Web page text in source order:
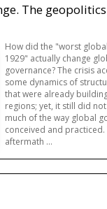
The geopolitics
How did the "worst
1929" actually change
governance? The crisis
some dynamics of
that were already
regions; yet, it still did
much of the way global
conceived and practiced.
aftermath ...